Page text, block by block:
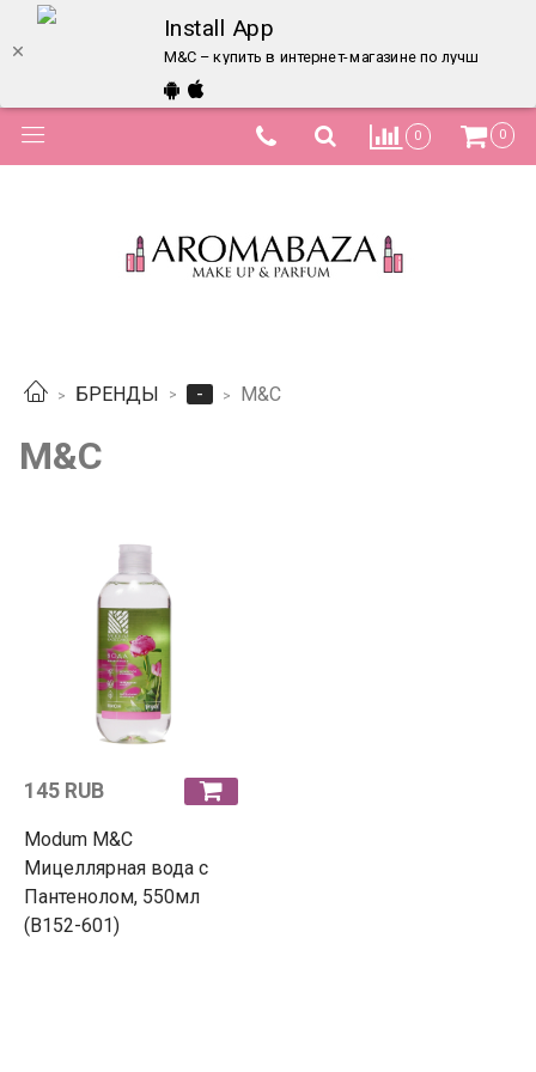
Install App
М&C – купить в интернет-магазине по лучшей цене
0 0
БРЕНДЫ - М&C
М&C
145 RUB
Modum М&C
Мицеллярная вода c
Пантенолом, 550мл
(B152-601)